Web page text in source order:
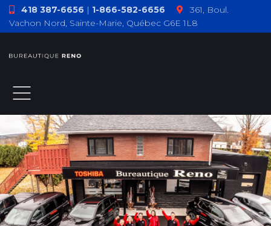
418 387-6656 | 1-866-582-6656
361, Boul.
Vachon Nord, Sainte-Marie, Québec G6E 1L8
ACCUEIL